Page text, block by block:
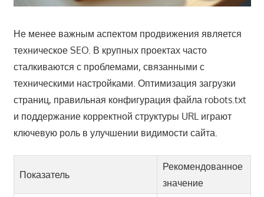
Не менее важным аспектом продвижения является
техническое SEO. В крупных проектах часто
сталкиваются с проблемами, связанными с
техническими настройками. Оптимизация загрузки
страниц, правильная конфигурация файла robots.txt
и поддержание корректной структуры URL играют
ключевую роль в улучшении видимости сайта.
Показатель
Рекомендованное
значение